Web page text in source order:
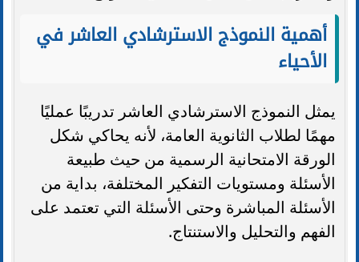
أهمية النموذج الاسترشادي العاشر في
الأحياء
يمثل النموذج الاسترشادي العاشر تدريبًا عمليًا
مهمًا لطلاب الثانوية العامة، لأنه يحاكي شكل
الورقة الامتحانية الرسمية من حيث طبيعة
الأسئلة ومستويات التفكير المختلفة، بداية من
الأسئلة المباشرة وحتى الأسئلة التي تعتمد على
الفهم والتحليل والاستنتاج.